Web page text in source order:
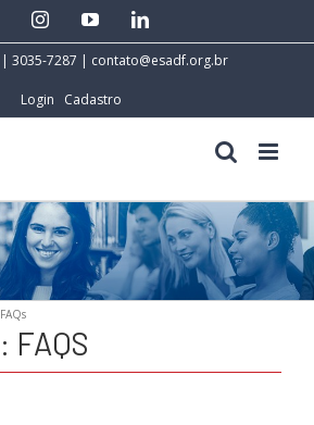
facebookinstagramyoutubelinkedin
| 3035-7287 | contato@esadf.org.br
Login Cadastro
FAQs
FAQS